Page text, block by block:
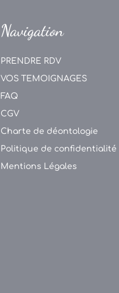
Navigation
PRENDRE RDV
VOS TEMOIGNAGES
FAQ
CGV
Charte de déontologie
Politique de confidentialité
Mentions Légales